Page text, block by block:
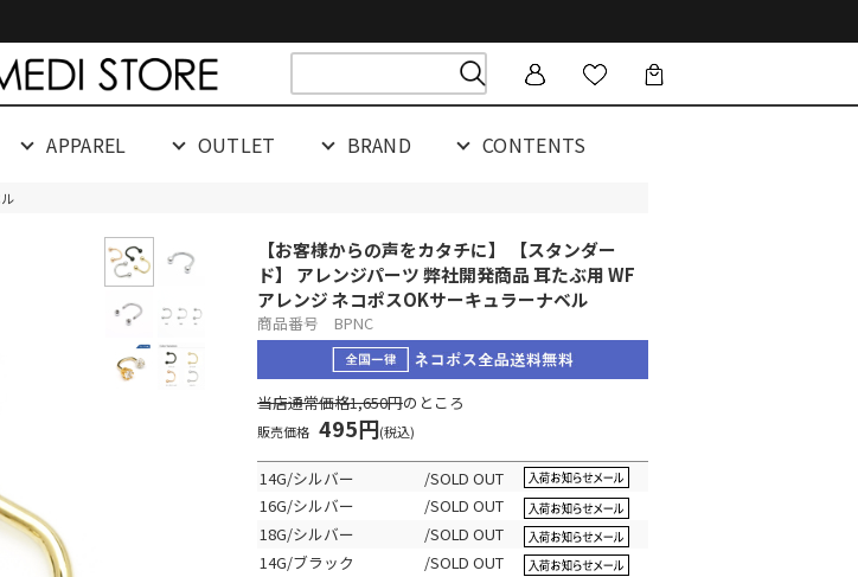
APPAREL OUTLET BRAND CONTENTS
【お客様からの声をカタチに】 【スタンダー
ド】 アレンジパーツ 弊社開発商品 耳たぶ用 WF
アレンジ ネコポスOKサーキュラーナベル
商品番号 BPNC
当店通常価格1,650円のところ
販売価格 495円(税込)
14G/シルバー
/SOLD OUT
16G/シルバー
/SOLD OUT
18G/シルバー
/SOLD OUT
14G/ブラック
/SOLD OUT